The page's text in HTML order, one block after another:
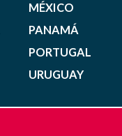
MÉXICO
PANAMÁ
PORTUGAL
URUGUAY